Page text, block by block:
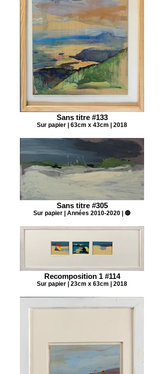
Sans titre #133
Sur papier | 63cm x 43cm | 2018
Sans titre #305
Sur papier | Années 2010-2020 | 🔴
Recomposition 1 #114
Sur papier | 23cm x 63cm | 2018